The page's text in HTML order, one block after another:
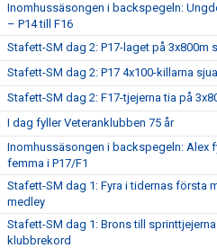
Inomhussäsongen i backspegeln:
– P14 till F16
Stafett-SM dag 2: P17-laget på 3x800m
Stafett-SM dag 2: P17 4x100-killarna
Stafett-SM dag 2: F17-tjejerna tia på
I dag fyller Veteranklubben 75 år
Inomhussäsongen i backspegeln: Alex
femma i P17/F1
Stafett-SM dag 1: Fyra i tidernas första
medley
Stafett-SM dag 1: Brons till
klubbrekord